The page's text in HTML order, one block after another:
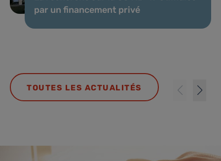
par un financement privé
TOUTES LES ACTUALITÉS